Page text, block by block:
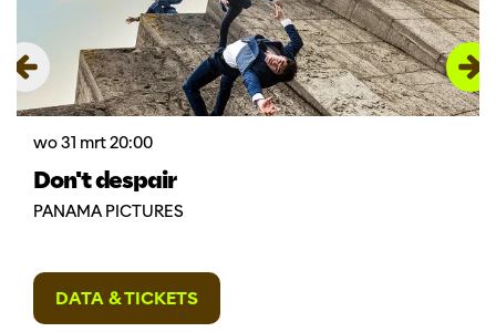
Don't despair
PANAMA PICTURES
wo 31 mrt20:00
DATA & TICKETS